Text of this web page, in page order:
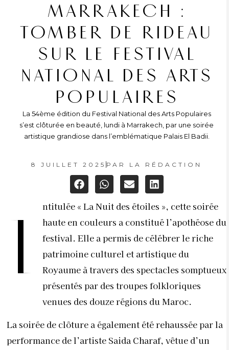
MARRAKECH :
TOMBER DE RIDEAU
SUR LE FESTIVAL
NATIONAL DES ARTS
POPULAIRES
La 54ème édition du Festival National des Arts Populaires
s’est clôturée en beauté, lundi à Marrakech, par une soirée
artistique grandiose dans l’emblématique Palais El Badii.
8 JUILLET 2025 PAR LA RÉDACTION
I
ntitulée « La Nuit des étoiles », cette soirée
haute en couleurs a constitué l’apothéose du
festival. Elle a permis de célébrer le riche
patrimoine culturel et artistique du
Royaume à travers des spectacles somptueux
présentés par des troupes folkloriques
venues des douze régions du Maroc.
La soirée de clôture a également été rehaussée par la
performance de l’artiste Saida Charaf, vêtue d’un